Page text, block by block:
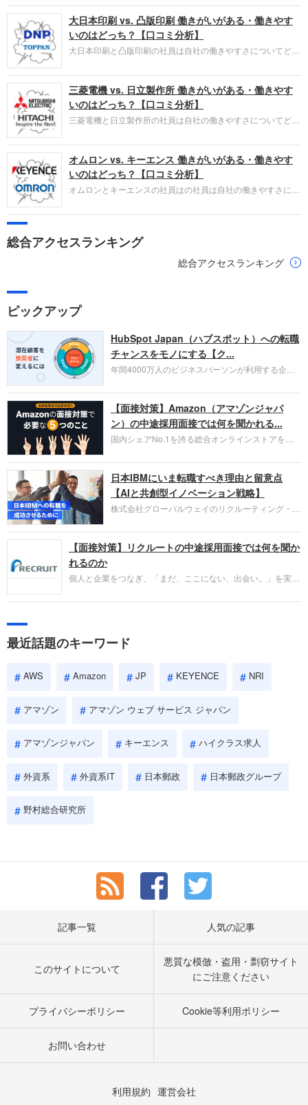
口コミ投稿者の主観による点数付けと、投稿された口コミから
読み取れる本質的な満足度の分析を通じて企業を評価します。
大日本印刷 vs. 凸版印刷 働きがいがある・働きやす
いのはどっち？【口コミ分析】
大日本印刷と凸版印刷の社員は自社の働きやすさについてどう
は？ 口コミ投稿者の主観による点数付けと、投稿された口コ
ミから読み取れる本質的な満足度の分析を通じて企業を評価し
ます。
三菱電機 vs. 日立製作所 働きがいがある・働きやす
いのはどっち？【口コミ分析】
三菱電機と日立製作所の社員は自社の働きやすさについてどう
どの項目で違いは？ 口コミ投稿者の主観による点数付けと、
投稿された口コミから読み取れる本質的な満足度の分析を通じ
て企業を評価します。
オムロン vs. キーエンス 働きがいがある・働きやす
いのはどっち？【口コミ分析】
オムロンとキーエンスの社員はの社員は自社の働きやすさにつ
の比較でどの項目で違いは？ 口コミ投稿者の主観による点数
析を通じて企業を評価します。
総合アクセスランキング
総合アクセスランキング
ピックアップ
HubSpot Japan（ハブスポット）への転職
チャンスをモノにする【ク...
年間4000万人のビジネスパーソンが利用する企業
お勧めするイチオシ企業をご紹介します。今回はク
ラウド型CRMプラットフォームを提供する
HubSpot Japan（ハブスポット・ジャパン）株式会
社です。採用面接対策の企業研究にご活用くださ
い。
【面接対策】Amazon（アマゾンジャパ
ン）の中途採用面接では何を聞かれる...
国内シェアNo.1を誇る総合オンラインストアを運
圧倒的な存在感を持つAmazon。中途採用面接では
過去の具体的な業務成果やリーダーシップの発揮、
失敗からの学びが重視され、人間性やカルチャーフ
ィットも評価対象となり、長期的に成長できる仲間
であるかを多角的に審査されます。
日本IBMにいま転職すべき理由と留意点
【AIと共創型イノベーション戦略】
株式会社グローバルウェイのリクルーティング・パ
パーソンが利用する企業口コミサイト「キャリコ
ネ」の転職エージェントがお勧めするイチオシ企業
IBMです。採用面接対策の企業研究にご活用くださ
い。
【面接対策】リクルートの中途採用面接では何を聞か
れるのか
個人と企業をつなぎ、「まだ、ここにない、出会い。」を実現
やこれまでの成果を具体的に問われるほか、「人間性」も評価
しょう。
最近話題のキーワード
AWS Amazon JP KEYENCE NRI
アマゾン アマゾン ウェブ サービス ジャパン
アマゾンジャパン キーエンス ハイクラス求人
外資系 外資系IT 日本郵政 日本郵政グループ
野村総合研究所
記事一覧 人気の記事
このサイトについて
悪質な模倣・盗用・剽窃サイト
にご注意ください
プライバシーポリシー Cookie等利用ポリシー
お問い合わせ
利用規約 運営会社